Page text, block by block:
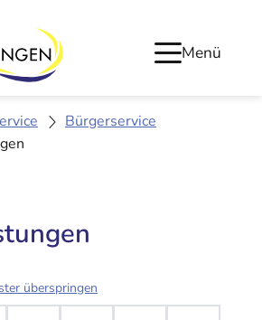
Menü
Bürgerservice
überspringen